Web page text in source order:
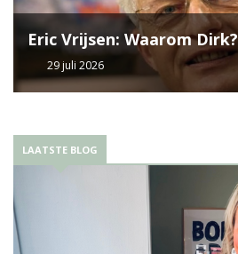
Eric Vrijsen: Waarom Dirk?
29 juli 2026
LAATSTE BLOG